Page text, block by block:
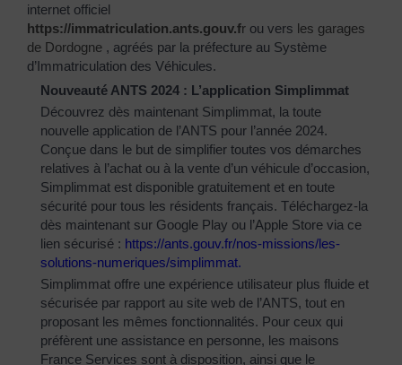
internet officiel
https://immatriculation.ants.gouv.fr ou vers les garages
de Dordogne , agréés par la préfecture au Système
d’Immatriculation des Véhicules.
Nouveauté ANTS 2024 : L’application Simplimmat
Découvrez dès maintenant Simplimmat, la toute
nouvelle application de l’ANTS pour l’année 2024.
Conçue dans le but de simplifier toutes vos démarches
relatives à l’achat ou à la vente d’un véhicule d’occasion,
Simplimmat est disponible gratuitement et en toute
sécurité pour tous les résidents français. Téléchargez-la
dès maintenant sur Google Play ou l’Apple Store via ce
lien sécurisé : https://ants.gouv.fr/nos-missions/les-
solutions-numeriques/simplimmat.
Simplimmat offre une expérience utilisateur plus fluide et
sécurisée par rapport au site web de l’ANTS, tout en
proposant les mêmes fonctionnalités. Pour ceux qui
préfèrent une assistance en personne, les maisons
France Services sont à disposition, ainsi que le